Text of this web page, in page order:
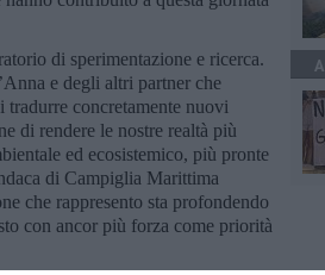
di sperimentazione e ricerca.
e degli altri partner che
tradurre concretamente nuovi
di rendere le nostre realtà più
ed ecosistemico, più pronte
di Campiglia Marittima
che rappresento sta profondendo
con ancor più forza come priorità